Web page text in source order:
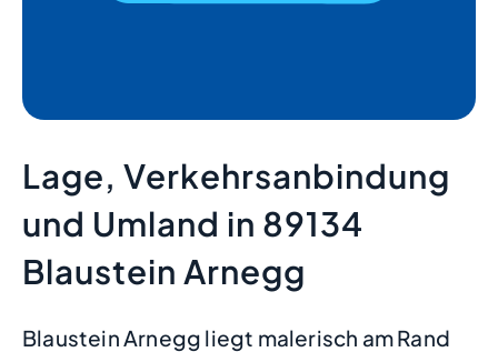
Lage, Verkehrsanbindung
und Umland in 89134
Blaustein Arnegg
Blaustein Arnegg liegt malerisch am Rand